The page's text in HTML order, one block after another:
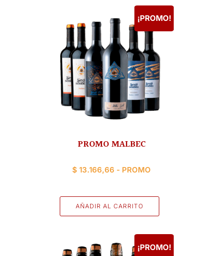
¡PROMO!
PROMO MALBEC
$ 13.166,66 - PROMO
AÑADIR AL CARRITO
¡PROMO!